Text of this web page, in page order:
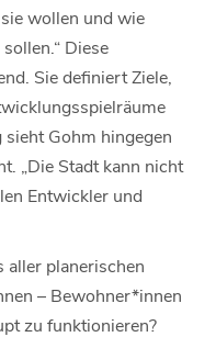
wollen und wie
Diese
Sie definiert Ziele,
Gohm hingegen
„Die Stadt kann nicht
Entwickler und
aller planerischen
– Bewohner*innen
zu funktionieren?